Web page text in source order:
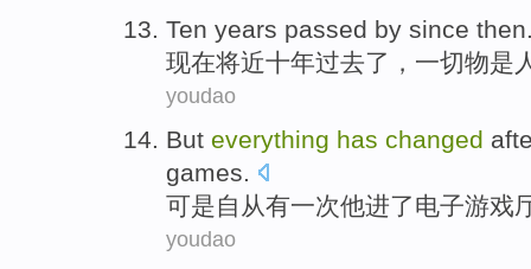
Ten years passed by since
现在将近十年过去了 ， 一切物是
youdao
But everything has changed
games.
可是自从有一次他进了电子游戏
youdao